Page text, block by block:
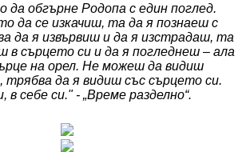
да обгърне Родопа с един поглед.
да се изкачиш, та да я познаеш с
да я извървиш и да я изстрадаш, та
в сърцето си и да я погледнеш – ала
на орел. Не можеш да видиш
трябва да я видиш със сърцето си.
в себе си." - „Време разделно“.